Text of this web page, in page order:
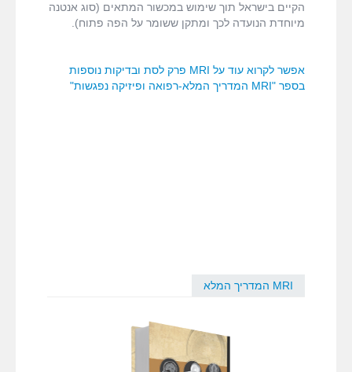
הקיים בישראל תוך שימוש במכשור המתאים (סוג אנטנה
מיוחדת הנועדה לכך ומתקן ששומר על הפה פתוח).
אפשר לקרוא עוד על MRI פרק לסת ובדיקות נוספות
בספר "MRI המדריך המלא-רפואה ופיזיקה נפגשות"
MRI המדריך המלא